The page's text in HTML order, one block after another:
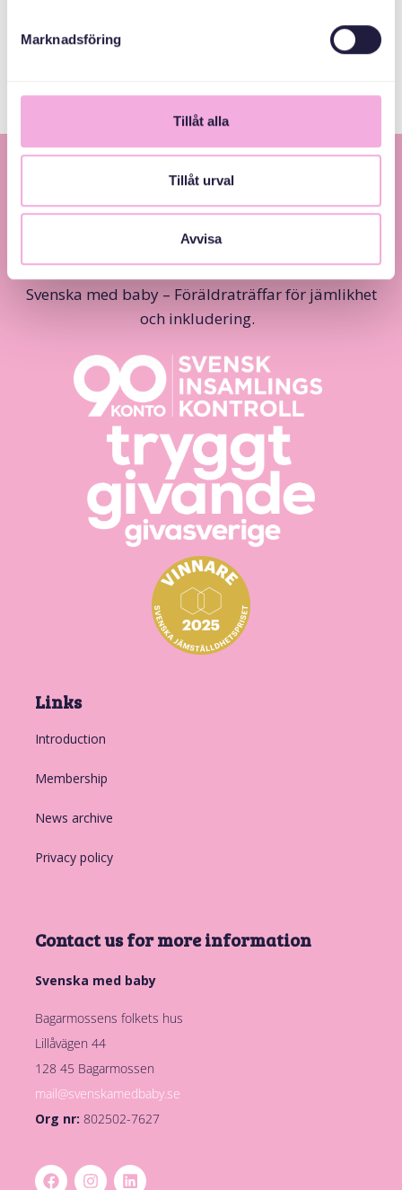
Marknadsföring
Tillåt alla
Tillåt urval
Avvisa
Svenska med baby – Föräldraträffar för jämlikhet
och inkludering.
Links
Introduction
Membership
News archive
Privacy policy
Contact us for more information
Svenska med baby
Bagarmossens folkets hus
Lillåvägen 44
128 45 Bagarmossen
mail@svenskamedbaby.se
Org nr: 802502-7627